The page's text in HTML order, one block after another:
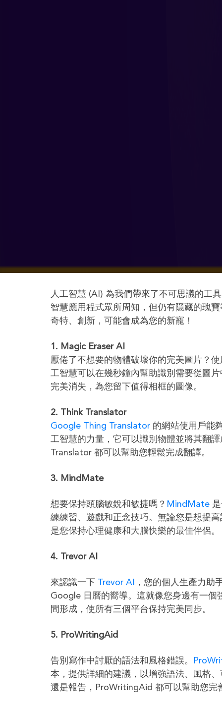
人工智慧 (AI) 為我們帶來了不可思議的工
智慧應用程式眾所周知，但仍有隱藏的瑰
奇特、創新，可能會成為您的新寵！
1. Magic Eraser AI
厭倦了不想要的物體破壞你的完美圖片？
工智慧可以在幾秒鐘內幫助識別需要從圖
完美消失，為您留下值得相框的圖像。
2. Think Translator
Google Thing Translator 的網站使用戶能
工智慧的力量，它可以識別物體並將其翻
Translator 都可以幫助您輕鬆完成翻譯。
3. MindMate
想要保持頭腦敏銳和敏捷嗎？ MindMate
練練習、遊戲和正念技巧。無論您是想提
是您保持心理健康和大腦快樂的最佳伴侶。
4. Trevor AI
來認識一下 Trevor AI
，您的個人生產力助
Google 日曆的嚮導。這就像您身邊有一
間形成，使所有三個平台保持完美同步。
5. ProWritingAid
告別寫作中討厭的語法和風格錯誤。
本，提供詳細的建議，以增強語法、風格
還是報告，ProWritingAid 都可以幫助您完